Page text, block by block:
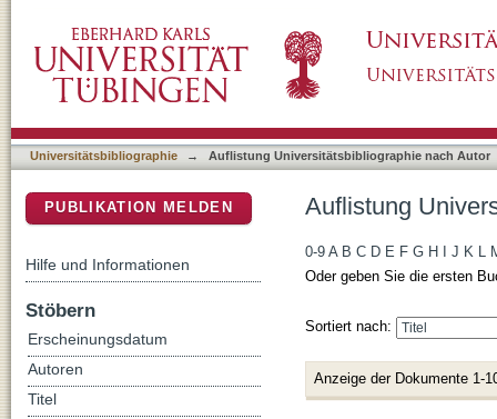
Universitätsbibliographie → Auflistung Universitätsbibliographie nach Autor
Auflistung
0-9 A B C D E F G H J K L
Oder geben Sie die ersten
Sortiert nach:
Anzeige der Dokumente 1-
PUBLIKATION MELDEN
Hilfe und Informationen
Stöbern
Erscheinungsdatum
Autoren
Titel